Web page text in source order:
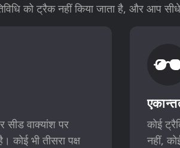
को ट्रैक नहीं किया जाता है, और आप
वाक्यांश पर
कोई भी तीसरा पक्ष
कोई
नहीं,